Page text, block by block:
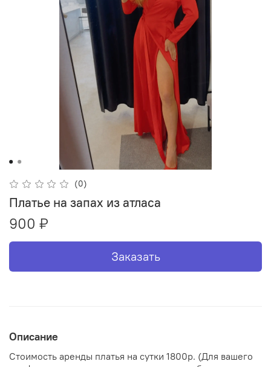
(0)
Платье на запах из атласа
900 ₽
Заказать
Описание
Стоимость аренды платья на сутки 1800р. (Для вашего